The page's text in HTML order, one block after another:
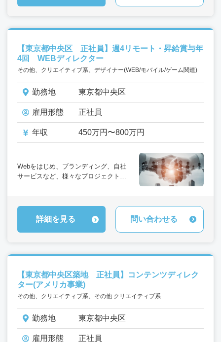
【東京都中央区 正社員】週4リモート・昇給賞与年
4回 WEBディレクター
その他、クリエイティブ系、デザイナー(WEB/モバイル/ゲーム関連)
勤務地 東京都中央区
雇用形態 正社員
年収 450万円〜800万円
Webをはじめ、ブランディング、自社
サービスなど、様々なプロジェクトに
ービス精神を持ち、チームで協力しな
がらクライアントの問題を解決してい
く大切な役割をお任せします。
詳細を見る 問い合わせる
【東京都中央区築地 正社員】コンテンツディレク
ター(アメリカ事業)
その他、クリエイティブ系、その他 クリエイティブ系
勤務地 東京都中央区
雇用形態 正社員